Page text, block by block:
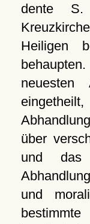
dente
Heiligen
über
und das
und